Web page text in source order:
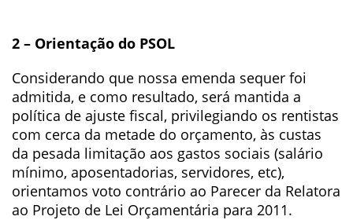
2 – Orientação do PSOL
Considerando que nossa emenda sequer foi
admitida, e como resultado, será mantida a
política de ajuste fiscal, privilegiando os rentistas
com cerca da metade do orçamento, às custas
da pesada limitação aos gastos sociais (salário
mínimo, aposentadorias, servidores, etc),
orientamos voto contrário ao Parecer da Relatora
ao Projeto de Lei Orçamentária para 2011.